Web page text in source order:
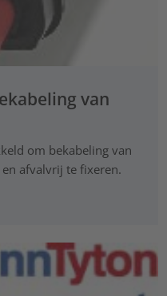
van
om bekabeling van
afvalvrij te fixeren.